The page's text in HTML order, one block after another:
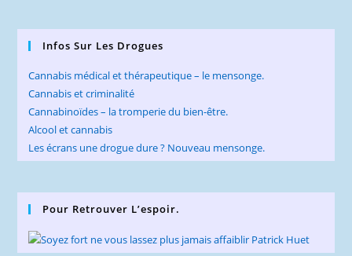
Infos Sur Les Drogues
Cannabis médical et thérapeutique – le mensonge.
Cannabis et criminalité
Cannabinoïdes – la tromperie du bien-être.
Alcool et cannabis
Les écrans une drogue dure ? Nouveau mensonge.
Pour Retrouver L’espoir.